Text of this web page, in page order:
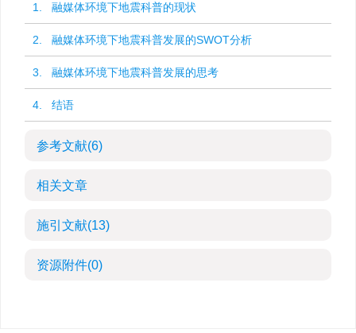
1. 融媒体环境下地震科普的现状
2. 融媒体环境下地震科普发展的SWOT分析
3. 融媒体环境下地震科普发展的思考
4. 结语
参考文献(6)
相关文章
施引文献(13)
资源附件(0)